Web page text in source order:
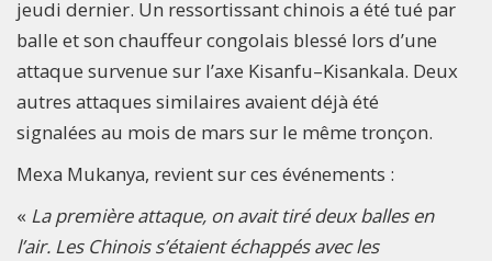
jeudi dernier. Un ressortissant chinois a été tué par
balle et son chauffeur congolais blessé lors d’une
attaque survenue sur l’axe Kisanfu–Kisankala. Deux
autres attaques similaires avaient déjà été
signalées au mois de mars sur le même tronçon.
Mexa Mukanya, revient sur ces événements :
« La première attaque, on avait tiré deux balles en
l’air. Les Chinois s’étaient échappés avec les